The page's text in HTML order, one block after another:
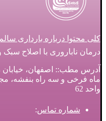
کلی محتوا درباره بارداری سالم(با 30 سال تجربه
درمان ناباروری با اصلاح سبک
آدرس مطب:: اصفهان، خیابان
واحد 62
شماره تماس: